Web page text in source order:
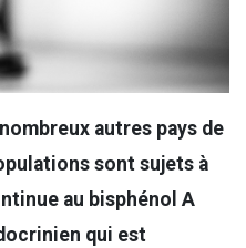
autres pays de
sont sujets à
au bisphénol A
qui est